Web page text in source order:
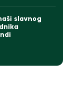
slavnog